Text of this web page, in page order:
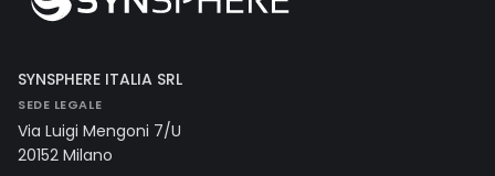
SYNSPHERE ITALIA SRL
SEDE LEGALE
Via Luigi Mengoni 7/U
20152 Milano